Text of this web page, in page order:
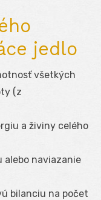
jedlo
všetkých
(z
a živiny celého
naviazanie
bilanciu na počet